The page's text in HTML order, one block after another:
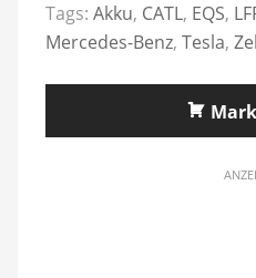
Tags: Akku, CATL, EQS,
Mercedes-Benz, Tesla,